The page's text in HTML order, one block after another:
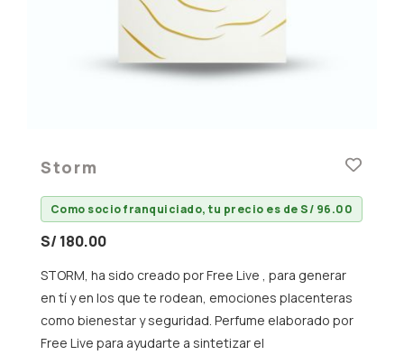
Storm
Como socio franquiciado, tu precio es de S/ 96.00
S/ 180.00
STORM, ha sido creado por Free Live , para generar
en tí y en los que te rodean, emociones placenteras
como bienestar y seguridad. Perfume elaborado por
Free Live para ayudarte a sintetizar el